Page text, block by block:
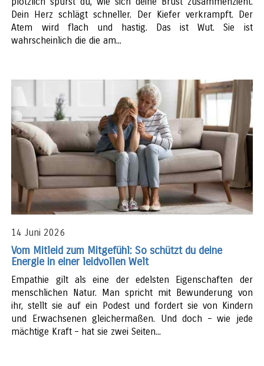
Dein Herz schlägt schneller. Der Kiefer verkrampft. Der
Atem wird flach und hastig. Das ist Wut. Sie ist
wahrscheinlich die die am...
14 Juni 2026
Vom Mitleid zum Mitgefühl: So schützt du deine
Energie in einer leidvollen Welt
Empathie gilt als eine der edelsten Eigenschaften der
menschlichen Natur. Man spricht mit Bewunderung von
ihr, stellt sie auf ein Podest und fordert sie von Kindern
und Erwachsenen gleichermaßen. Und doch – wie jede
mächtige Kraft – hat sie zwei Seiten...